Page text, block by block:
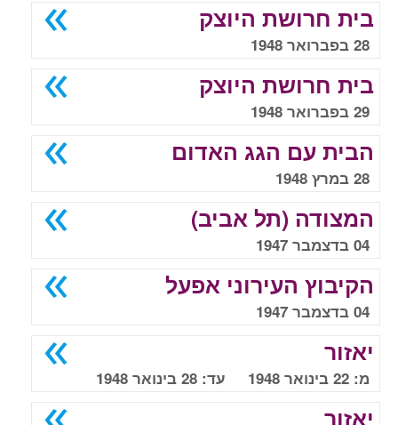
בית חרושת היוצק
28 בפברואר 1948
בית חרושת היוצק
29 בפברואר 1948
הבית עם הגג האדום
28 במרץ 1948
המצודה (תל אביב)
04 בדצמבר 1947
הקיבוץ העירוני אפעל
04 בדצמבר 1947
יאזור
מ: 22 בינואר 1948 עד: 28 בינואר 1948
יאזור